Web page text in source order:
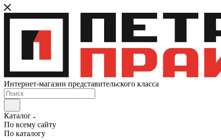
Интернет-магазин представительского класса
Каталог
По всему сайту
По каталогу